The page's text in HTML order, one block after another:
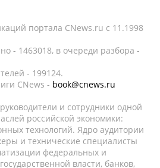
портала CNews.ru c 11.1998
- 1463018, в очереди разбора -
- 199124.
CNews - book@cnews.ru
и сотрудники одной
российской экономики:
технологий. Ядро аудитории
и технические специалисты
федеральных и
власти, банков,